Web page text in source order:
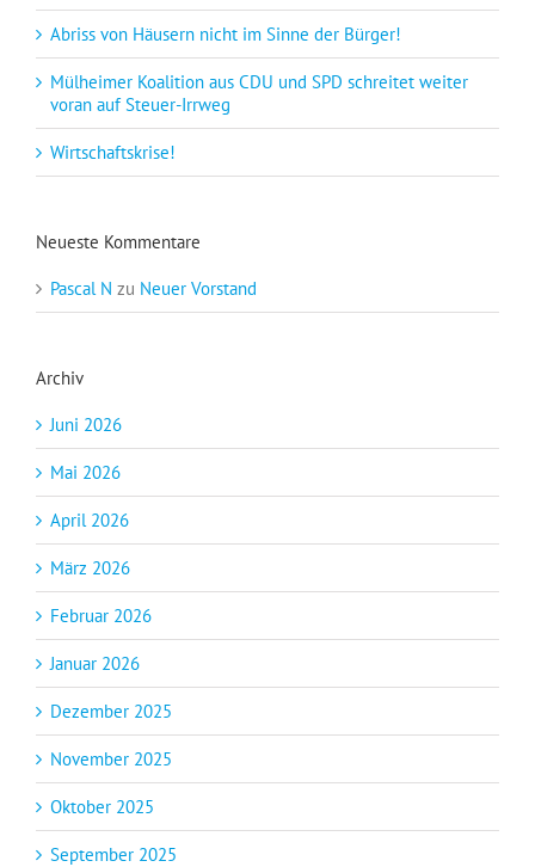
Abriss von Häusern nicht im Sinne der Bürger!
Mülheimer Koalition aus CDU und SPD schreitet weiter
voran auf Steuer-Irrweg
Wirtschaftskrise!
Neueste Kommentare
Pascal N zu Neuer Vorstand
Archiv
Juni 2026
Mai 2026
April 2026
März 2026
Februar 2026
Januar 2026
Dezember 2025
November 2025
Oktober 2025
September 2025